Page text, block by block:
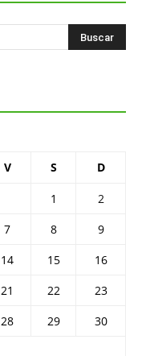
V S D
1
2
7 8
9
14 15
16
21 22
23
28 29
30